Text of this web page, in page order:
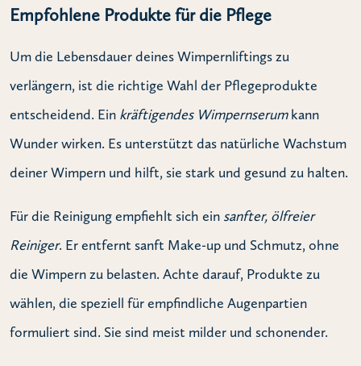
Empfohlene Produkte für die Pflege
Um die Lebensdauer deines Wimpernliftings zu
verlängern, ist die richtige Wahl der Pflegeprodukte
entscheidend. Ein kräftigendes Wimpernserumkann
Wunder wirken. Es unterstützt das natürliche Wachstum
deiner Wimpern und hilft, sie stark und gesund zu halten.
Für die Reinigung empfiehlt sich ein sanfter, ölfreier
Reiniger. Er entfernt sanft Make-up und Schmutz, ohne
die Wimpern zu belasten. Achte darauf, Produkte zu
wählen, die speziell für empfindliche Augenpartien
formuliert sind. Sie sind meist milder und schonender.